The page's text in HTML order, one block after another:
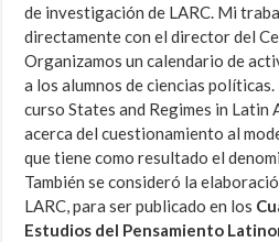
de investigación de LARC. Mi
directamente con el director del
Organizamos un calendario de
a los alumnos de ciencias
curso States and Regimes in Latin
acerca del cuestionamiento al
que tiene como resultado el
También se consideró la
LARC, para ser publicado en los
Estudios del Pensamiento